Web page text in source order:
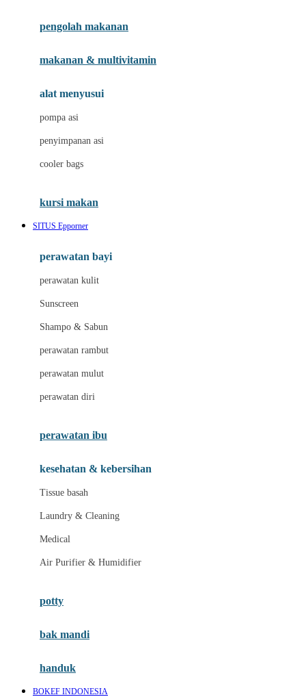
Joolz
Leclerc
Lee Vierra
Lillebaby
Little Bird Told Me
Little Miss Janis
London Taxi
Love To Dream
M
Magformers
Mamaway
Maxi Cosi
Megabloks
Micro
MiDeer
Moby
pengolah makanan
makanan & multivitamin
alat menyusui
pompa asi
penyimpanan asi
cooler bags
kursi makan
SITUS Epporner
perawatan bayi
perawatan kulit
Sunscreen
Shampo & Sabun
perawatan rambut
perawatan mulut
perawatan diri
perawatan ibu
kesehatan & kebersihan
Tissue basah
Laundry & Cleaning
Medical
Air Purifier & Humidifier
potty
bak mandi
handuk
BOKEF INDONESIA